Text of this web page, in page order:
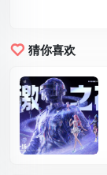
猜你喜欢